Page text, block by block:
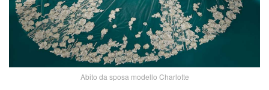
Abito da sposa modello Charlotte